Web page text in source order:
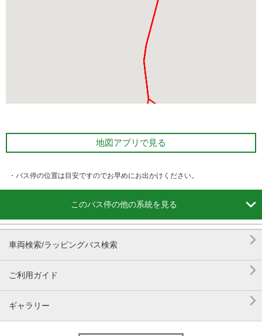
地図アプリで見る
・バス停の位置は目安ですのでお早めにお出かけください。
このバス停の他の系統を見る 
車両検索/ラッピングバス検索 
ご利用ガイド 
ギャラリー 